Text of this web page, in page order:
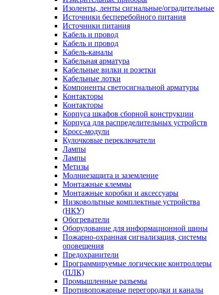
Изоленты, ленты сигнальные/оградительные
Источники бесперебойного питания
Источники питания
Кабель и провод
Кабель и провод
Кабель-каналы
Кабельная арматура
Кабельные вилки и розетки
Кабельные лотки
Компоненты светосигнальной арматуры
Контакторы
Контакторы
Корпуса шкафов сборной конструкции
Корпуса для распределительных устройств
Кросс-модули
Кулочковые переключатели
Лампы
Лампы
Метизы
Молниезащита и заземление
Монтажные клеммы
Монтажные коробки и аксессуары
Низковольтные комплектные устройства
(НКУ)
Обогреватели
Оборудование для информационной шины
Пожарно-охранная сигнализация, системы
оповещения
Предохранители
Программируемые логические контроллеры
(ПЛК)
Промышленные разъемы
Противопожарные перегородки и каналы